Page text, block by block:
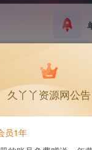
！
助！
复古1.76-三职业
久丫丫资源网公告
员1年